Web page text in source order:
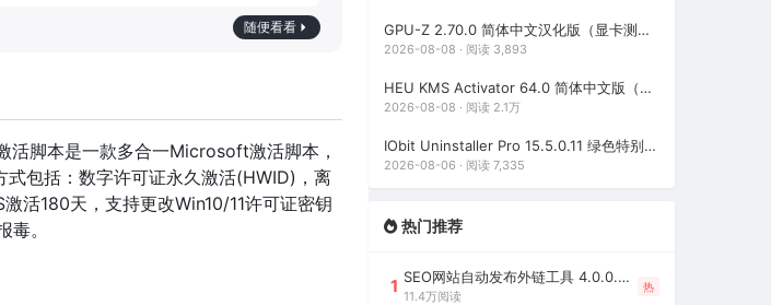
随便看看
脚本是一款多合一Microsoft激活脚本，
包括：数字许可证永久激活(HWID)，离
活180天，支持更改Win10/11许可证密钥
。
GPU-Z 2.70.0 简体中文汉化版（显卡测试专业的软件）
2026-08-08 · 阅读 3,893
HEU KMS Activator 64.0 简体中文版（支持激活最新版Windows/Office离线永久激活）
2026-08-08 · 阅读 2.1万
IObit Uninstaller Pro 15.5.0.11 绿色特别版（强大的软件卸载工具）
2026-08-06 · 阅读 7,335
热门推荐
1 SEO网站自动发布外链工具 4.0.0.0 吾乐吧优化版（智能代理狂刷外链）
11.4万阅读
热